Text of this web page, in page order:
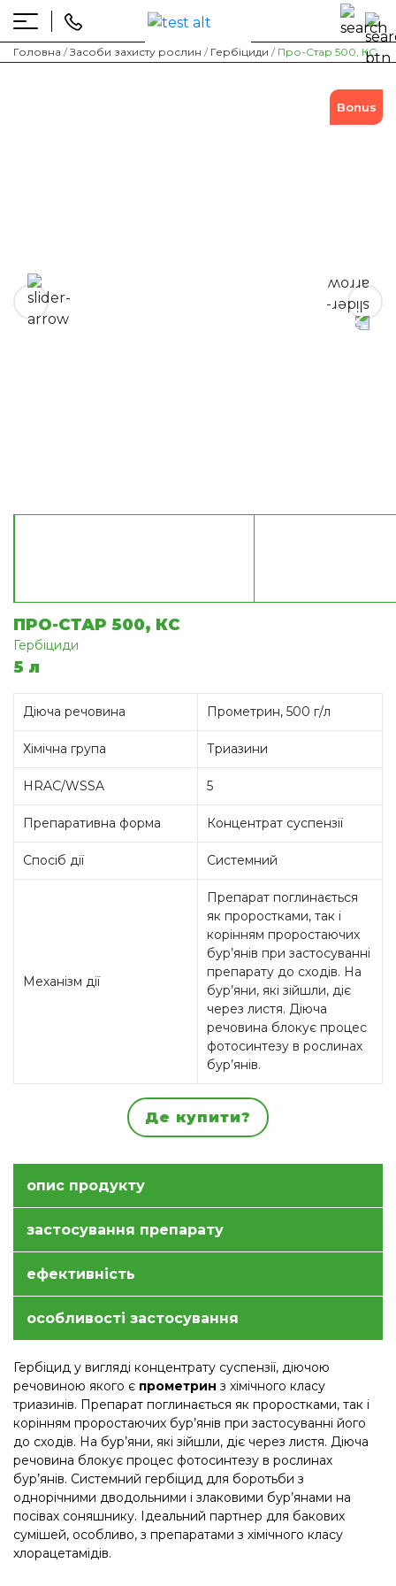
Skip
to
content
Головна /Засоби захисту рослин / Гербіциди / Про-Стар 500, КС
Bonus
ПРО-СТАР 500, КС
Гербіциди
5 л
Діюча речовина Прометрин, 500 г/л
Хімічна група Триазини
HRAC/WSSA 5
Препаративна форма Концентрат суспензії
Спосіб дії Системний
Механізм дії
Препарат поглинається
як проростками, так і
корінням проростаючих
бур’янів при застосуванні
препарату до сходів. На
бур’яни, які зійшли, діє
через листя. Діюча
речовина блокує процес
фотосинтезу в рослинах
бур’янів.
Де купити?
опис продукту
застосування препарату
ефективність
особливості застосування
Гербіцид у вигляді концентрату суспензії, діючою
речовиною якого є прометрин з хімічного класу
триазинів. Препарат поглинається як проростками, так і
корінням проростаючих бур’янів при застосуванні його
до сходів. На бур’яни, які зійшли, діє через листя. Діюча
речовина блокує процес фотосинтезу в рослинах
бур’янів. Системний гербіцид для боротьби з
однорічними дводольними і злаковими бур’янами на
посівах соняшнику. Ідеальний партнер для бакових
сумішей, особливо, з препаратами з хімічного класу
хлорацетамідів.